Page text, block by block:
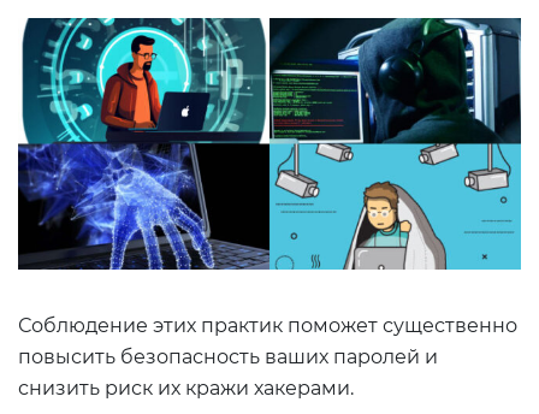
Соблюдение этих практик поможет существенно
повысить безопасность ваших паролей и
снизить риск их кражи хакерами.